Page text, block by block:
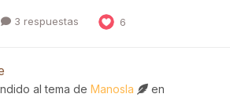
3 respuestas 6
al tema de Manosla en